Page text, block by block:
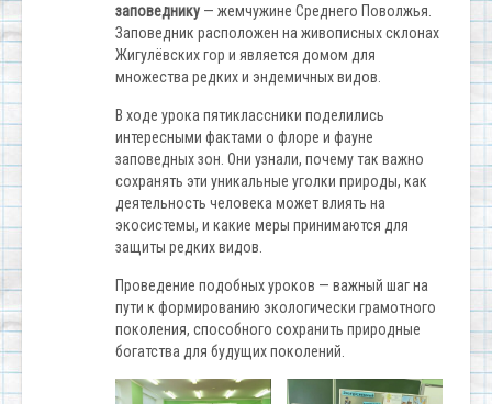
заповеднику — жемчужине Среднего Поволжья.
Заповедник расположен на живописных склонах
Жигулёвских гор и является домом для
множества редких и эндемичных видов.
В ходе урока пятиклассники поделились
интересными фактами о флоре и фауне
заповедных зон. Они узнали, почему так важно
сохранять эти уникальные уголки природы, как
деятельность человека может влиять на
экосистемы, и какие меры принимаются для
защиты редких видов.
Проведение подобных уроков — важный шаг на
пути к формированию экологически грамотного
поколения, способного сохранить природные
богатства для будущих поколений.